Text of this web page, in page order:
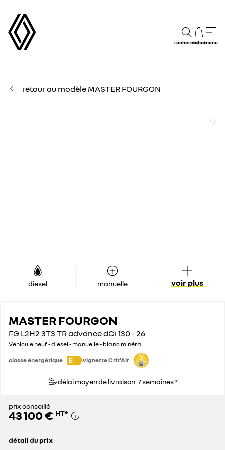
rechercheachatmenu
retour au modèle MASTER FOURGON
diesel manuelle voir plus
MASTER FOURGON
FG L2H2 3T3 TR advance dCi 130 - 26
Véhicule neuf - diesel - manuelle - blanc minéral
classe énergétique E vignette Crit'Air
délai moyen de livraison: 7 semaines *
prix conseillé
43 100 € HT*
détail du prix